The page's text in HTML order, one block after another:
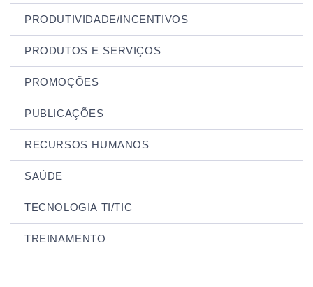
PRODUTIVIDADE/INCENTIVOS
PRODUTOS E SERVIÇOS
PROMOÇÕES
PUBLICAÇÕES
RECURSOS HUMANOS
SAÚDE
TECNOLOGIA TI/TIC
TREINAMENTO